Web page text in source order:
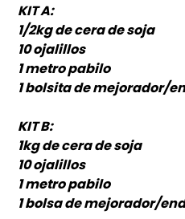
KIT A:
1/2kg de cera de soja
10 ojalillos
1 metro pabilo
1 bolsita de mejorador/
KIT B:
1kg de cera de soja
10 ojalillos
1 metro pabilo
1 bolsa de mejorador/